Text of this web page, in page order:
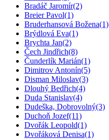
Bradáč Jaromír(2)
Breier Pavol(1)
Bruderhansová Božena(1)
Brýdlová Eva(1)
Brychta Jan(2)
Čech Jindřich(8)
Čunderlík Marián(1)
Dimitrov Antonín(5)
Disman Miloslav(3)
Dlouhý Bedřich(4)
Duda Stanislav(4)
Dudeška, Dobrovolný(3)
Duchoň Jozef(11)
Dvořák Leopold(1)
Dvořáková Denisa(1)